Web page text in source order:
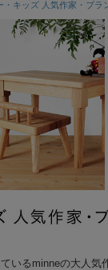
・キッズ 人気作家・ブラ
いるminneの大人気